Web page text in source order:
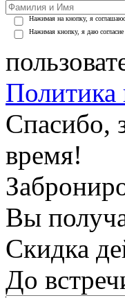
Нажимая на кнопку, я
Нажимая кнопку, я даю
Политика
Спасибо,
время!
Вы
Скидка
До